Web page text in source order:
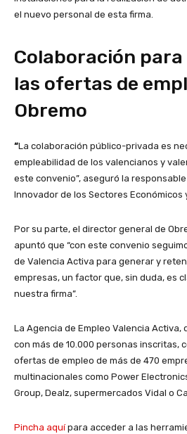
el nuevo personal de esta firma.
Colaboración
las ofertas de
Obremo
“La colaboración público-privada es
empleabilidad de los valencianos y
este convenio”, aseguró la
Innovador de los Sectores Económicos
Por su parte, el director general de
apuntó que “con este convenio
de Valencia Activa para generar y
empresas, un factor que, sin duda, es
nuestra firma”.
La Agencia de Empleo Valencia
con más de 10.000 personas inscritas,
ofertas de empleo de más de 470
multinacionales como Power
Group, Dealz, supermercados Vidal o
Pincha aquípara acceder a las